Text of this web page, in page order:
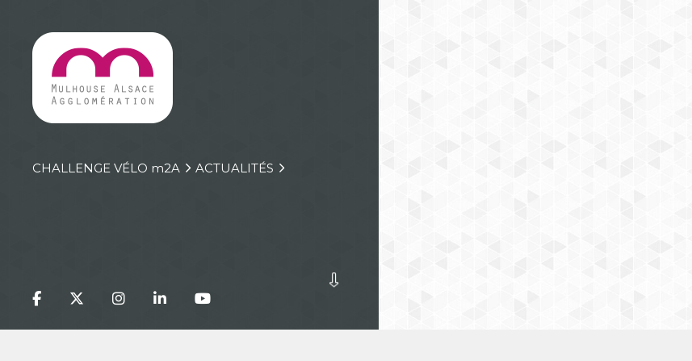
CHALLENGE VÉLO m2A ACTUALITÉS